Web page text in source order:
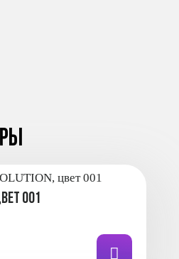
001